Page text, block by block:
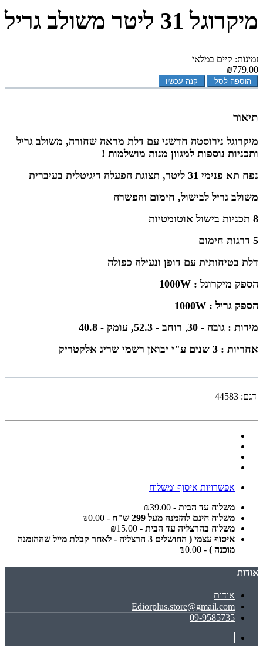
מיקרוגל 31 ליטר משולב גריל
זמינות: קיים במלאי
₪779.00
הוספה לסל קנה עכשיו
תיאור
מיקרוגל נירוסטה חדשני עם דלת מראה שחורה, משולב גריל
ותכניות נוספות למגוון מנות מושלמות !
נפח תא פנימי 31 ליטר, תצוגת הפעלה דיגיטלית בעיברית
משולב גריל לבישול, חימום והפשרה
8 תכניות בישול אוטומטיות
5 דרגות חימום
דלת בטיחותית עם דופן ונעילה כפולה
הספק מיקרוגל : 1000W
הספק גריל : 1000W
מידות : גובה - 30
, רוחב - 52.3, עומק - 40.8
אחריות : 3 שנים ע"י יבואן רשמי שריג אלקטריק
דגם: 44583
אפשרויות איסוף ומשלוח
משלוח עד הבית - ₪39.00
משלוח חינם להזמנה מעל 299 ש"ח
- ₪0.00
משלוח בהרצליה עד הבית - ₪15.00
איסוף עצמי ( החושלים 3 הרצליה - לאחר קבלת מייל שההזמנה
מוכנה ) - ₪0.00
אודות
אודות
Ediorplus.store@gmail.com
09-9585735